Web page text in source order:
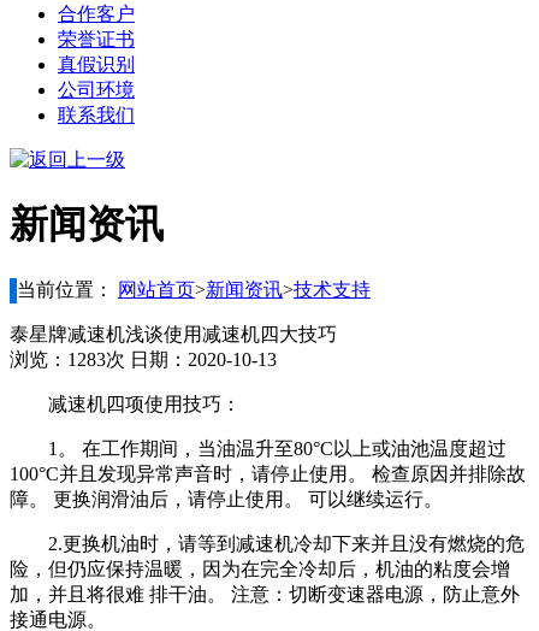
合作客户
荣誉证书
真假识别
公司环境
联系我们
新闻资讯
当前位置： 网站首页>新闻资讯>技术支持
泰星牌减速机浅谈使用减速机四大技巧
浏览：1283次 日期：2020-10-13
减速机四项使用技巧：
1。 在工作期间，当油温升至80°C以上或油池温度超过
100°C并且发现异常声音时，请停止使用。 检查原因并排除故
障。 更换润滑油后，请停止使用。 可以继续运行。
2.更换机油时，请等到减速机冷却下来并且没有燃烧的危
险，但仍应保持温暖，因为在完全冷却后，机油的粘度会增
加，并且将很难 排干油。 注意：切断变速器电源，防止意外
接通电源。